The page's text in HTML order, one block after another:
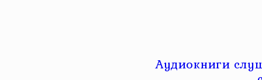
Аудиокниги